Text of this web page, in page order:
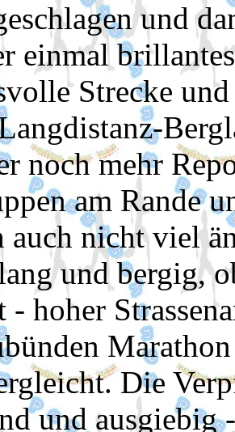
und
einmal
Strecke
noch mehr
am Rande
auch nicht viel
und bergig,
- hoher
Die
und ausgiebig